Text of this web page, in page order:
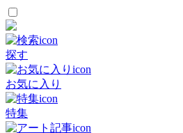
探す
お気に入り
特集